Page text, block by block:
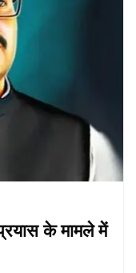
के मामले में